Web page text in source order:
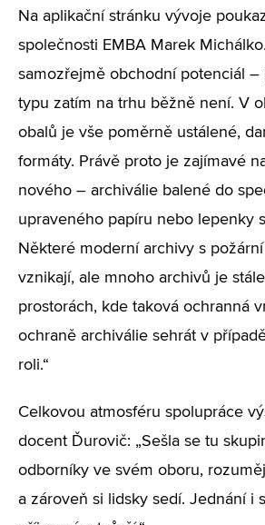
Na aplikační stránku vývoje
společnosti EMBA Marek
samozřejmě obchodní potenciál
typu zatím na trhu běžně není. V
obalů je vše poměrně ustálené,
formáty. Právě proto je zajímavé
nového – archiválie balené do
upraveného papíru nebo lepenky
Některé moderní archivy s
vznikají, ale mnoho archivů je
prostorách, kde taková ochranná
ochraně archiválie sehrát v
roli.“
Celkovou atmosféru spolupráce
docent Ďurovič: „Sešla se tu
odborníky ve svém oboru,
a zároveň si lidsky sedí. Jednání i